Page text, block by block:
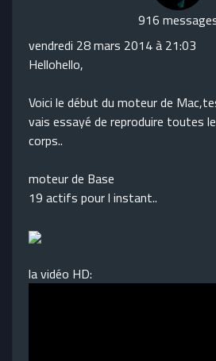
916
vendredi 28 mars 2014 à 21:03
Hellohello,
Voici le début du moteur de
vais essayé de reproduire toutes
corps..
moteur de Base
19 actifs pour l instant..
la vidéo HD: